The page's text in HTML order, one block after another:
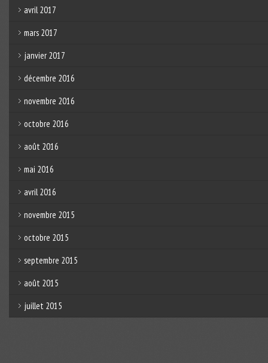
avril 2017
mars 2017
janvier 2017
décembre 2016
novembre 2016
octobre 2016
août 2016
mai 2016
avril 2016
novembre 2015
octobre 2015
septembre 2015
août 2015
juillet 2015